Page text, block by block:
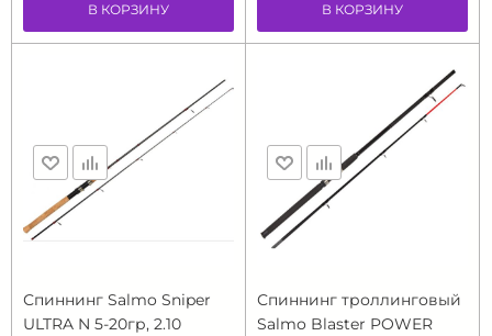
В КОРЗИНУ В КОРЗИНУ
Спиннинг Salmo Sniper
ULTRA N 5-20гр, 2.10
Спиннинг троллинговый
Salmo Blaster POWER